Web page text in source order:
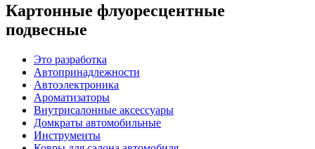
Картонные флуоресцентные
подвесные
Это разработка
Автопринадлежности
Автоэлектроника
Ароматизаторы
Внутрисалонные аксессуары
Домкраты автомобильные
Инструменты